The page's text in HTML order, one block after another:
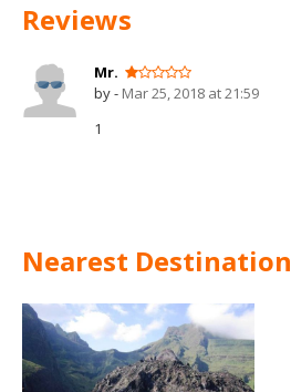
Reviews
Mr.
by - Mar 25, 2018 at 21:59
1
Nearest Destination